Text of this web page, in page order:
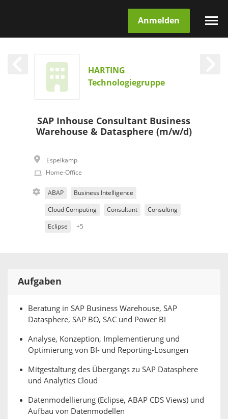
Anmelden
HARTING
Technologiegruppe
SAP Inhouse Consultant Business
Warehouse & Datasphere (m/w/d)
Espelkamp
Home-Office
ABAP Business Intelligence
Cloud Computing Consultant Consulting
Eclipse +5
Aufgaben
Beratung in SAP Business Warehouse, SAP
Datasphere, SAP BO, SAC und Power BI
Analyse, Konzeption, Implementierung und
Optimierung von BI- und Reporting-Lösungen
Mitgestaltung des Übergangs zu SAP Datasphere
und Analytics Cloud
Datenmodellierung (Eclipse, ABAP CDS Views) und
Aufbau von Datenmodellen